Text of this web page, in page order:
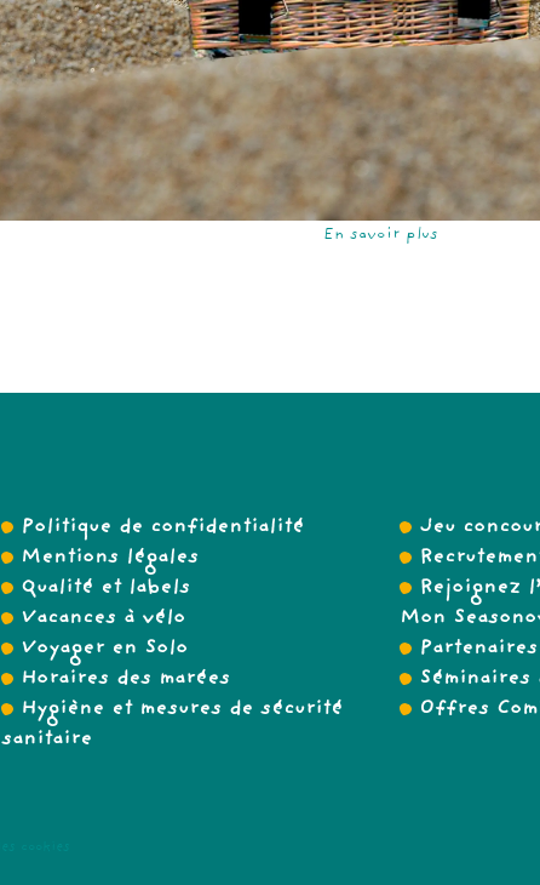
En savoir plus
Politique de confidentialité
Mentions légales
Qualité et labels
Vacances à vélo
Voyager en Solo
Horaires des marées
Hygiène et mesures de sécurité
sanitaire
Jeu
Rejoignez
Mon
Partenaires
Offres